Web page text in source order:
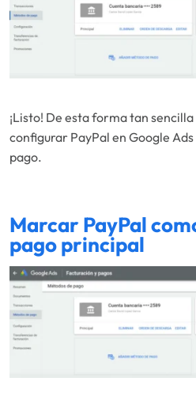
¡Listo! De esta forma tan
configurar PayPal en Google
pago.
Marcar PayPal
pago principal